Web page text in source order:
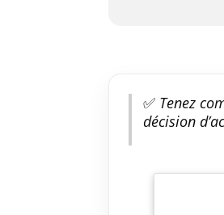
✅ Tenez
décision